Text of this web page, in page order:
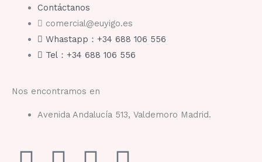
Contáctanos
comercial@euyigo.es
Whastapp：+34 688 106 556
Tel：+34 688 106 556
Nos encontramos en
Avenida Andalucía 513, Valdemoro Madrid.